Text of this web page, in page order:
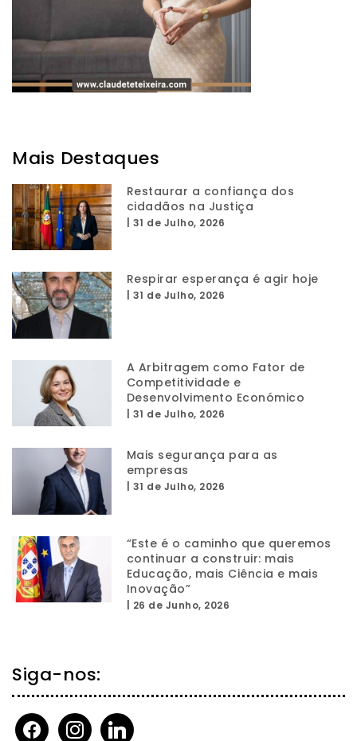
Mais Destaques
Restaurar a confiança dos
cidadãos na Justiça
31 de Julho, 2026
Respirar esperança é agir hoje
31 de Julho, 2026
A Arbitragem como Fator de
Competitividade e
Desenvolvimento Económico
31 de Julho, 2026
Mais segurança para as
empresas
31 de Julho, 2026
“Este é o caminho que queremos
continuar a construir: mais
Educação, mais Ciência e mais
Inovação”
26 de Junho, 2026
Siga-nos:
facebookinstagramlinkedin